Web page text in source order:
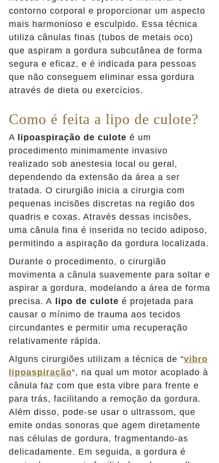
contorno corporal e proporcionar um aspecto
mais harmonioso e esculpido. Essa técnica
utiliza cânulas finas (tubos de metais oco)
que aspiram a gordura subcutânea de forma
segura e eficaz, e é indicada para pessoas
que não conseguem eliminar essa gordura
através de dieta ou exercícios.
Como é feita a lipo de culote?
A lipoaspiração de culote é um
procedimento minimamente invasivo
realizado sob anestesia local ou geral,
dependendo da extensão da área a ser
tratada. O cirurgião inicia a cirurgia com
pequenas incisões discretas na região dos
quadris e coxas. Através dessas incisões,
uma cânula fina é inserida no tecido adiposo,
permitindo a aspiração da gordura localizada.
Durante o procedimento, o cirurgião
movimenta a cânula suavemente para soltar e
aspirar a gordura, modelando a área de forma
precisa. A lipo de culote é projetada para
causar o mínimo de trauma aos tecidos
circundantes e permitir uma recuperação
relativamente rápida.
Alguns cirurgiões utilizam a técnica de “vibro
lipoaspiração“, na qual um motor acoplado à
cânula faz com que esta vibre para frente e
para trás, facilitando a remoção da gordura.
Além disso, pode-se usar o ultrassom, que
emite ondas sonoras que agem diretamente
nas células de gordura, fragmentando-as
delicadamente. Em seguida, a gordura é